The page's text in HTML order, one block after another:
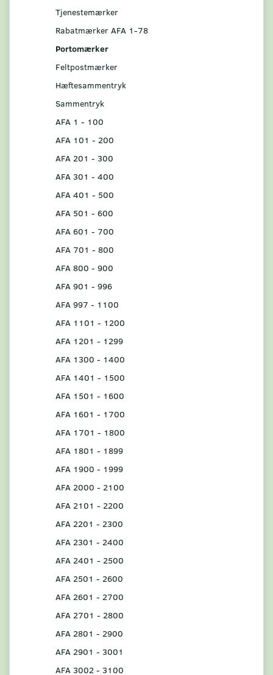
Tjenestemærker
Rabatmærker AFA 1-78
Portomærker
Feltpostmærker
Hæftesammentryk
Sammentryk
AFA 1 - 100
AFA 101 - 200
AFA 201 - 300
AFA 301 - 400
AFA 401 - 500
AFA 501 - 600
AFA 601 - 700
AFA 701 - 800
AFA 800 - 900
AFA 901 - 996
AFA 997 - 1100
AFA 1101 - 1200
AFA 1201 - 1299
AFA 1300 - 1400
AFA 1401 - 1500
AFA 1501 - 1600
AFA 1601 - 1700
AFA 1701 - 1800
AFA 1801 - 1899
AFA 1900 - 1999
AFA 2000 - 2100
AFA 2101 - 2200
AFA 2201 - 2300
AFA 2301 - 2400
AFA 2401 - 2500
AFA 2501 - 2600
AFA 2601 - 2700
AFA 2701 - 2800
AFA 2801 - 2900
AFA 2901 - 3001
AFA 3002 - 3100